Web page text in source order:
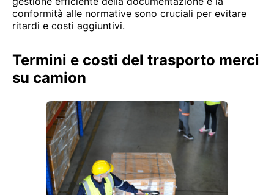
conformità alle normative sono cruciali per evitare
ritardi e costi aggiuntivi.
Termini e costi del trasporto merci
su camion